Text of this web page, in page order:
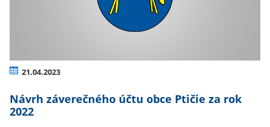
21.04.2023
Návrh záverečného účtu obce Ptičie za rok
2022